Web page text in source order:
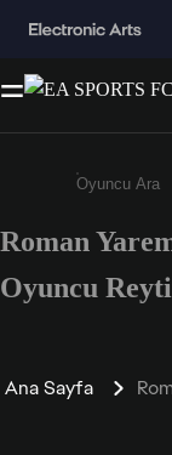
Enter a
Roman
Oyuncu
Ana Sayfa